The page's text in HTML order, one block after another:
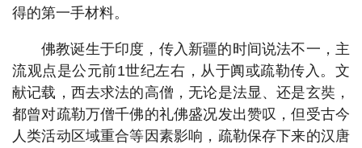
得的第一手材料。
佛教诞生于印度，传入新疆的时间说法不一，主
流观点是公元前1世纪左右，从于阗或疏勒传入。文
献记载，西去求法的高僧，无论是法显、还是玄奘，
都曾对疏勒万僧千佛的礼佛盛况发出赞叹，但受古今
人类活动区域重合等因素影响，疏勒保存下来的汉唐